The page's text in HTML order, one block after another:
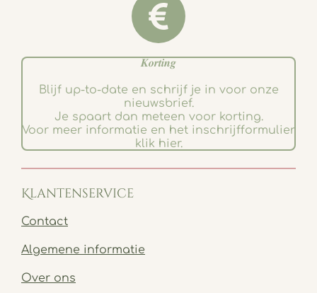
𝑲𝒐𝒓𝒕𝒊𝒏𝒈
Blijf up-to-date en schrijf je in voor onze
nieuwsbrief.
Je spaart dan meteen voor korting.
Voor meer informatie en het inschrijfformulier
klik hier.
Klantenservice
Contact
Algemene informatie
Over ons